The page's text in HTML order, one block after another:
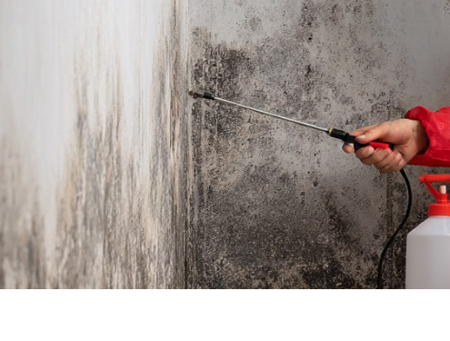
Schimmelbehandlung
Fassadenreinigung
Bodenverlegung